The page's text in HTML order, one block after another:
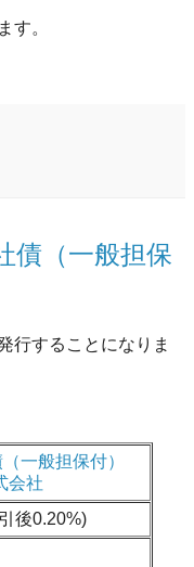
す。
債（一般担保
行することになりま
一般担保付）
会社
後0.20%)